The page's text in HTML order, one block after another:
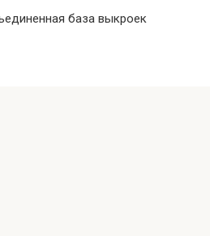
база выкроек